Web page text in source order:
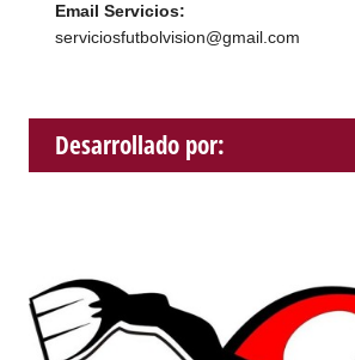
Email Servicios:
serviciosfutbolvision@gmail.com
Desarrollado por: